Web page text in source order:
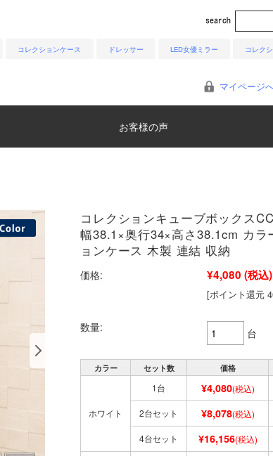
コレクションケース ドレッサー LED女優ミラー コレク
マイページ
お客様の声
コレクションキューブボックス
幅38.1×奥行34×高さ38.1cm カラ
ョンケース 木製 連結 収納
価格: ¥4,080 (税込)
[ポイント還元
数量: 台
カラー セット数 価格
ホワイト
1台 ¥4,080(税込)
2台セット ¥8,078(税込)
4台セット ¥16,156(税込)